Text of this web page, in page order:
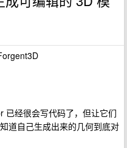
已经很会写代码了，但让它们
道自己生成出来的几何到底对